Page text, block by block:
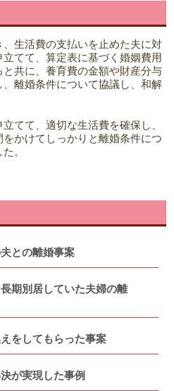
生活費の支払いを止めた夫に対
てて、算定表に基づく婚姻費用
共に、養育費の金額や財産分与
離婚条件について協議し、和解
てて、適切な生活費を確保し、
かけてしっかりと離婚条件につ
。
との離婚事案
期別居していた夫婦の離
をしてもらった事案
が実現した事例